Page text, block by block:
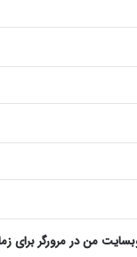
من در مرورگر برای